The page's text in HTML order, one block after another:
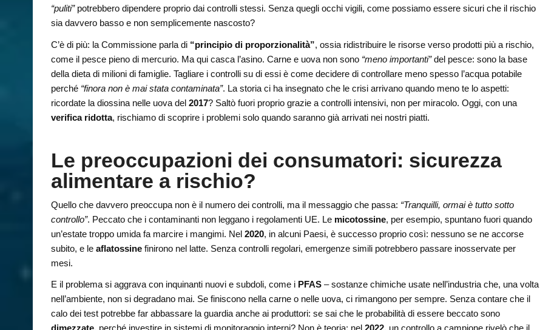
“puliti”potrebbero dipendere proprio dai controlli stessi. Senza quegli occhi vigili, come possiamo essere sicuri che il rischio
sia davvero basso e non semplicemente nascosto?
C’è di più: la Commissione parla di “principio di proporzionalità”, ossia ridistribuire le risorse verso prodotti più a rischio,
come il pesce pieno di mercurio. Ma qui casca l’asino. Carne e uova non sono “meno importanti”del pesce: sono la base
della dieta di milioni di famiglie. Tagliare i controlli su di essi è come decidere di controllare meno spesso l’acqua potabile
perché “finora non è mai stata contaminata”. La storia ci ha insegnato che le crisi arrivano quando meno te lo aspetti:
ricordate la diossina nelle uova del2017? Saltò fuori proprio grazie a controlli intensivi, non per miracolo. Oggi, con una
verifica ridotta, rischiamo di scoprire i problemi solo quando saranno già arrivati nei nostri piatti.
Le preoccupazioni dei consumatori: sicurezza
alimentare a rischio?
Quello che davvero preoccupa non è il numero dei controlli, ma il messaggio che passa: “Tranquilli, ormai è tutto sotto
controllo”. Peccato che i contaminanti non leggano i regolamenti UE. Le micotossine, per esempio, spuntano fuori quando
un’estate troppo umida fa marcire i mangimi. Nel2020, in alcuni Paesi, è successo proprio così: nessuno se ne accorse
subito, e leaflatossine finirono nel latte. Senza controlli regolari, emergenze simili potrebbero passare inosservate per
mesi.
E il problema si aggrava con inquinanti nuovi e subdoli, come i PFAS – sostanze chimiche usate nell’industria che, una volta
nell’ambiente, non si degradano mai. Se finiscono nella carne o nelle uova, ci rimangono per sempre. Senza contare che il
calo dei test potrebbe far abbassare la guardia anche ai produttori: se sai che le probabilità di essere beccato sono